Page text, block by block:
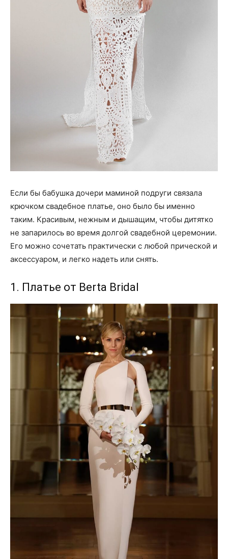
Если бы бабушка дочери маминой подруги связала
крючком свадебное платье, оно было бы именно
таким. Красивым, нежным и дышащим, чтобы дитятко
не запарилось во время долгой свадебной церемонии.
Его можно сочетать практически с любой прической и
аксессуаром, и легко надеть или снять.
1. Платье от Berta Bridal